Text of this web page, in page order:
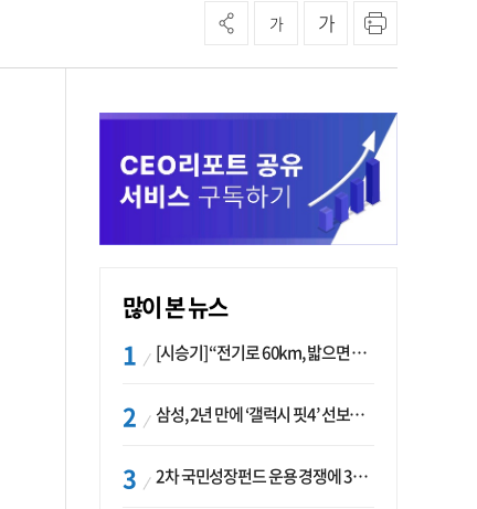
가 가
많이 본 뉴스
[시승기] “전기로 60km, 밟으면 462마력”…볼보 XC60 T8의 두 얼굴
삼성, 2년 만에 ‘갤럭시 핏4’ 선보이나…웨어러블 생태계 확장 ‘시동’
2차 국민성장펀드 운용 경쟁에 33개사 몰렸다…신한·하나 등 새 얼굴 대거 합류